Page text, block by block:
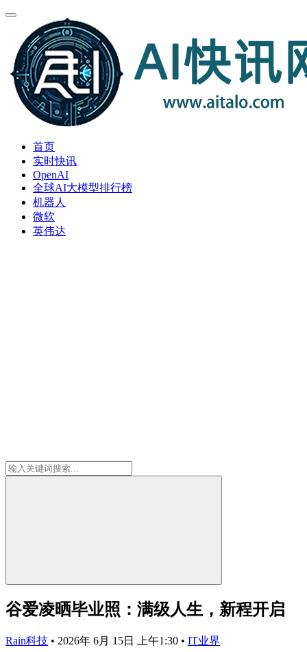
首页
实时快讯
OpenAI
全球AI大模型排行榜
机器人
微软
英伟达
谷爱凌晒毕业照：满级人生，新程开启
Rain科技 • 2026年 6月 15日 上午1:30 • IT业界